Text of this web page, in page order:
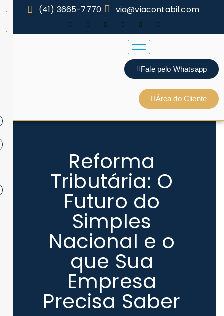
(41) 3665-7770 via@viacontabil.com
Fale pelo Whatsapp
Área do Cliente
Reforma
Tributária: O
Futuro do
Simples
Nacional e o
que Sua
Empresa
Precisa Saber